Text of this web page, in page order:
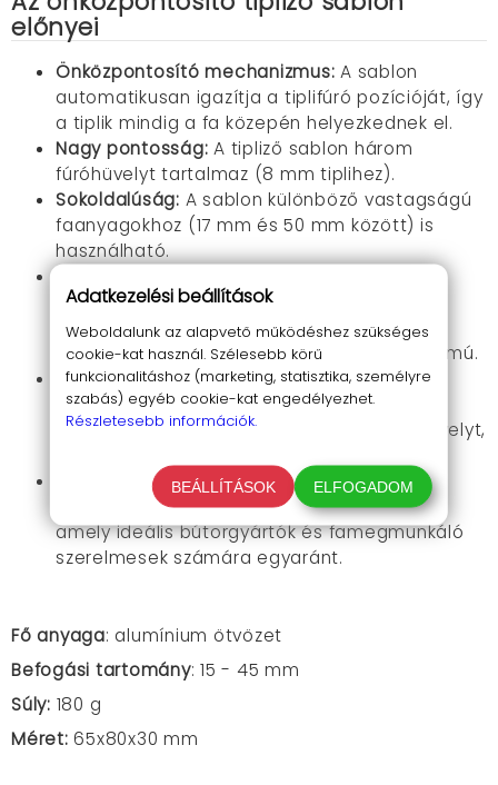
előnyei
Önközpontosító mechanizmus: A sablon
automatikusan igazítja a tiplifúró pozícióját, így
a tiplik mindig a fa közepén helyezkednek el.
Nagy pontosság: A tipliző sablon három
fúróhüvelyt tartalmaz (8 mm tiplihez).
Sokoldalúság: A sablon különböző vastagságú
faanyagokhoz (17 mm és 50 mm között) is
használható.
alumíniumötvözetből (6061)
és szerszámacélból (persely) készült,
így ellenálló a kopással és hosszú élettartamú.
Könnyű használat: A tiplifúró egyszerűen és
kényelmesen használható. Csak rögzítsd a
sablont a faanyaghoz, helyezd fel a fúróhüvelyt,
Professzionális minőség: A
sablon professzionális minőségű eszköz,
amely ideális bútorgyártók és famegmunkáló
szerelmesek számára egyaránt.
Fő anyaga: alumínium ötvözet
Befogási tartomány: 15 - 45 mm
Súly: 180 g
Méret: 65x80x30 mm
Adatkezelési beállítások
Weboldalunk az alapvető működéshez szükséges
cookie-kat használ. Szélesebb körű
funkcionalitáshoz (marketing, statisztika, személyre
szabás) egyéb cookie-kat engedélyezhet.
Részletesebb információk.
BEÁLLÍTÁSOK ELFOGADOM